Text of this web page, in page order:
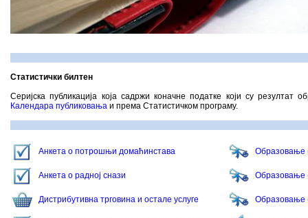
Статистички билтен
Серијска публикација која садржи коначне податке који су резултат
Календара публиковања и према Статистичком програму.
Анкета о потрошњи домаћинстава Образовањe
Анкета о радној снази Образовање
Дистрибутивна трговина и остале услуге Образовање